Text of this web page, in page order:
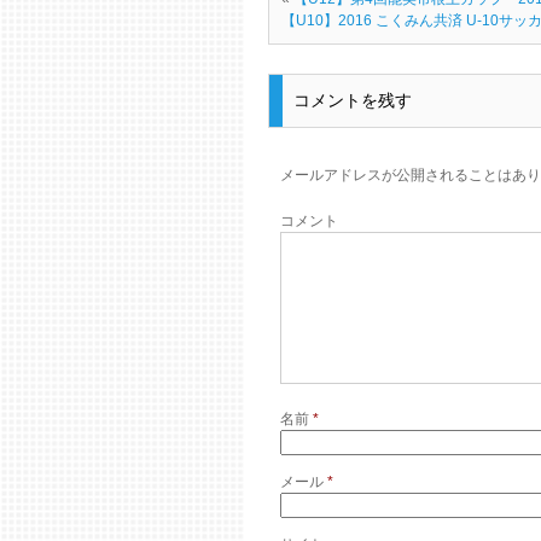
【U10】2016 こくみん共済 U-10サ
コメントを残す
メールアドレスが公開されることはあ
コメント
名前 *
メール *